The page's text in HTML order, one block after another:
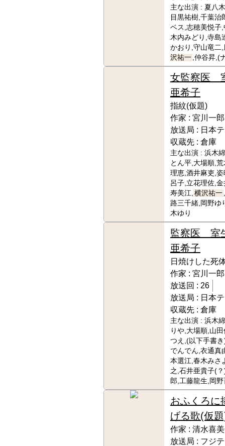
主な出演 : 夏八
目黒祐樹,千葉治
ベス,志穂美悦子
木内みどり,寺島
かおり,守山竜二
沢祐一 ,仲谷昇,(
女監察医
亜希子
指紋(仮題)
作家 : 宮川一郎
放送局 : 日本
収蔵先 : 倉庫
主な出演 : 浜木
とん平,大場順,
理恵,酒井麻吏,
呂子,立花理佐,
寿美江, 横沢祐一
路三千緒,岡野ゆ
木ゆり
監察医 室
亜希子
日焼けした死
作家 : 宮川一
放送回 : 26
放送局 : 日本
収蔵先 : 倉庫
主な出演 : 浜木
りや,大場順,山
つえ,(以下手書
でんでん,衣通真
本選江,春木みさ
之,石井亜貴子(
郎,工藤龍生,岡
おふくろに
げる歌(仮
作家 : 清水喜
放送局 : フジ